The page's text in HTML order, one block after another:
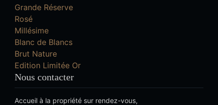
Grande Réserve
Rosé
Millésime
Blanc de Blancs
Brut Nature
Edition Limitée Or
Nous contacter
Accueil à la propriété sur rendez-vous,